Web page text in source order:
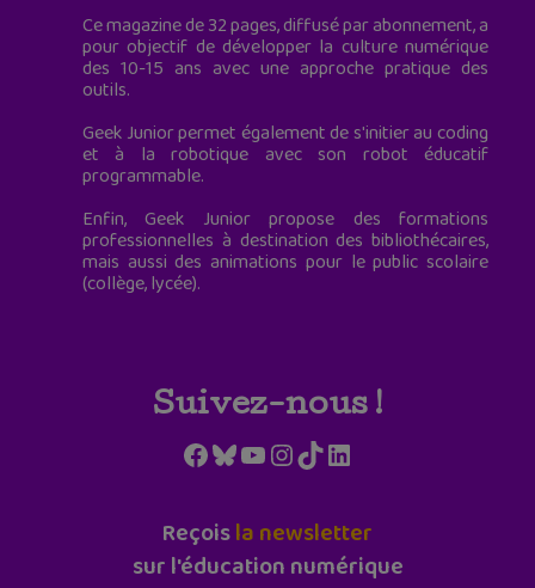
Ce magazine de 32 pages, diffusé par abonnement, a
pour objectif de développer la culture numérique
des 10-15 ans avec une approche pratique des
outils.
Geek Junior permet également de s'initier au coding
et à la robotique avec son robot éducatif
programmable.
Enfin, Geek Junior propose des formations
professionnelles à destination des bibliothécaires,
mais aussi des animations pour le public scolaire
(collège, lycée).
Suivez-nous !
Facebook
Bluesky
YouTube
Instagram
TikTokLinkedIn
Reçoisla newsletter
sur l'éducation numérique